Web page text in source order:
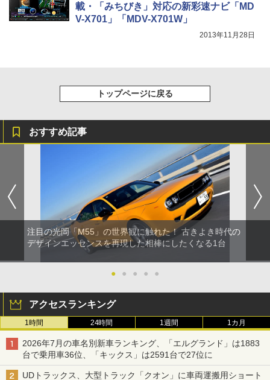
載・「みちびき」対応の新彩速ナビ「MD
V-X701」「MDV-X701W」
2013年11月28日
トップページに戻る
おすすめ記事
注目の光岡「M55」の世界観に触れた！ 古きよき時代の
デザインエッセンスを再現した相棒にしたくなる1台
● ● ● ● ●
アクセスランキング
1時間 24時間 1週間 1カ月
2026年7月の車名別新車ランキング、「エルグランド」は1883
台で乗用車36位、「キックス」は2591台で27位に
UDトラックス、大型トラック「クオン」に車両運搬用ショート